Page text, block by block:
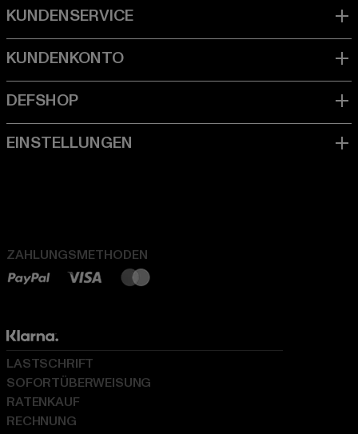
ZAHLUNGSMETHODEN
LASTSCHRIFT
SOFORTÜBERWEISUNG
RATENKAUF
RECHNUNG